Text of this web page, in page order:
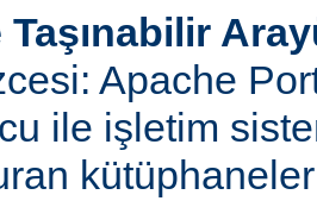
Apache
ile işletim